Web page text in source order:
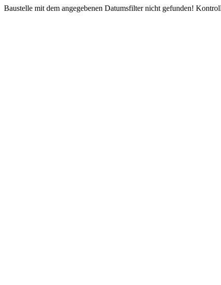
Baustelle mit dem angegebenen Datumsfilter nicht gefunden!